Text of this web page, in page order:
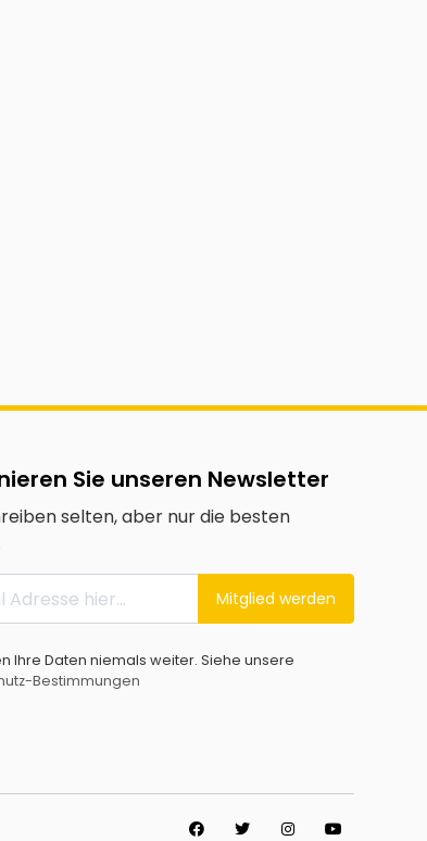
Sie unseren Newsletter
selten, aber nur die besten
Mitglied werden
Ihre Daten niemals weiter. Siehe unsere
Bestimmungen